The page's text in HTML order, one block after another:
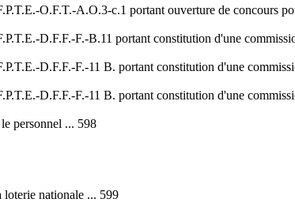
O.F.T.-A.O.3-c.1 portant ouverture de concours
D.F.F.-F.-B.11 portant constitution d'une
D.F.F.-F.-11 B. portant constitution d'une
D.F.F.-F.-11 B. portant constitution d'une
personnel ... 598
loterie nationale ... 599